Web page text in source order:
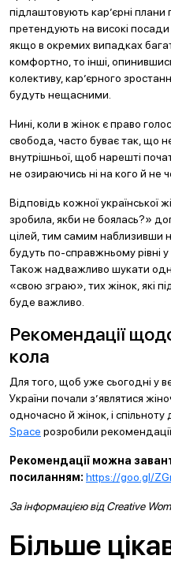
підлаштовують кар’єрні плани
претендують на високі посади
якщо в окремих випадках
комфортно, то інші, опинившись
колективу, кар’єрного
будуть нещасними.
Нині, коли в жінок є право
свобода, часто буває так, що
внутрішньої, щоб нарешті
не озираючись ні на кого й не
Відповідь кожної української
зробила, якби не боялась?»
цілей, тим самим наблизивши
будуть по-справжньому рівні у
Також надважливо шукати
«свою зграю», тих жінок, які
буде важливо.
Рекомендації
кола
Для того, щоб уже сьогодні у
України почали з’являтися
одночасно й жінок, і спільноту
Space розробили
Рекомендації можна
посиланням: https://goo.gl/
За інформацією від Creative
Більше